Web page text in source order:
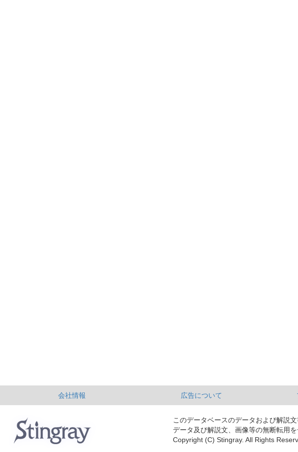
会社情報 広告について
このデータベースのデータおよび解説
データ及び解説文、画像等の無断転用を
Copyright (C) Stingray. All Rights